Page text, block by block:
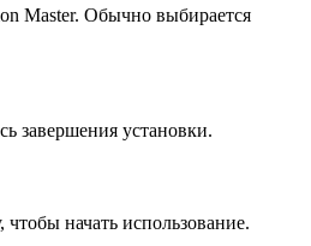
Master. Обычно выбирается
завершения установки.
начать использование.